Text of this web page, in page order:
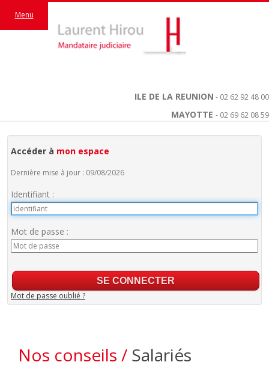
ILE DE LA REUNION - 02 62 92 48 00
MAYOTTE - 02 69 62 08 59
Menu
Accéder à mon espace
Dernière mise à jour : 09/08/2026
Identifiant :
Mot de passe :
Mot de passe oublié ?
Nos conseils / Salariés